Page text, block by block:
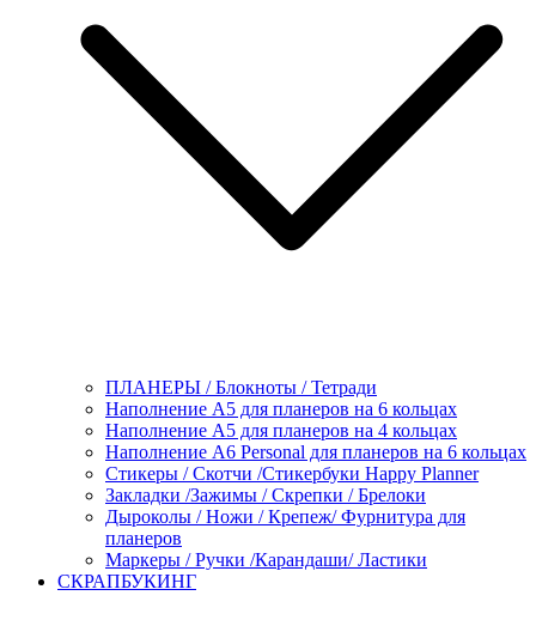
ПЛАНЕРЫ / Блокноты / Тетради
Наполнение А5 для планеров на 6 кольцах
Наполнение А5 для планеров на 4 кольцах
Наполнение А6 Personal для планеров на 6 кольцах
Стикеры / Скотчи /Стикербуки Happy Planner
Закладки /Зажимы / Скрепки / Брелоки
Дыроколы / Ножи / Крепеж/ Фурнитура для
планеров
Маркеры / Ручки /Карандаши/ Ластики
СКРАПБУКИНГ